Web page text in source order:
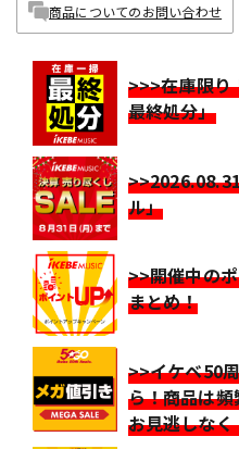
商品についてのお問い合わせ
>>>在庫限り
最終処分」
ル」
>>開催中の
まとめ！
>>イケベ50
ら！商品は
お見逃しなく